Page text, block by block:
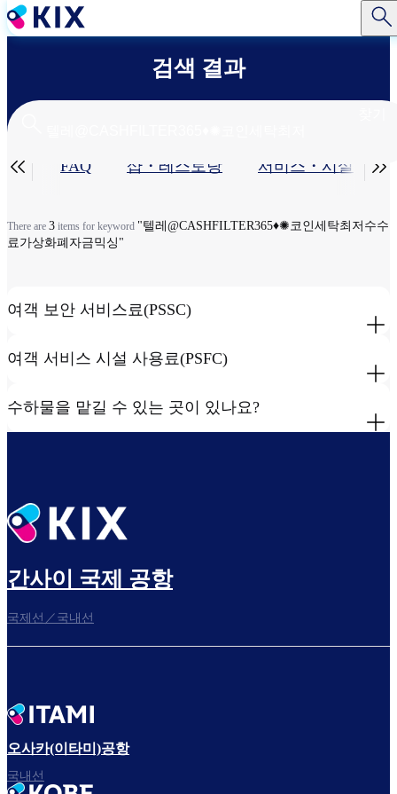
주
요
로
건
뛰
검색 결과
기
탭
편 FAQ 샵・레스토랑​ 서비스・시설​
 
There are 3 items for keyword "텔레@CASHFILTER365♦✺코인세탁최저수수
료가상화폐자금믹싱"
여객 보안 서비스료(PSSC)
여객 서비스 시설 사용료(PSFC)
수하물을 맡길 수 있는 곳이 있나요?
간사이 국제 공항
국제선／국내선
오사카(이타미)공항
국내선